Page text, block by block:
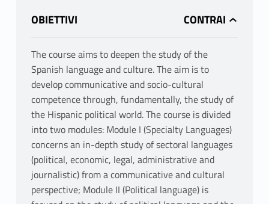
OBIETTIVI
The course aims to deepen the study of the
Spanish language and culture. The aim is to
develop communicative and socio-cultural
competence through, fundamentally, the study of
the Hispanic political world. The course is divided
into two modules: Module I (Specialty Languages)
concerns an in-depth study of sectoral languages ​​
(political, economic, legal, administrative and
journalistic) from a communicative and cultural
perspective; Module II (Political language) is